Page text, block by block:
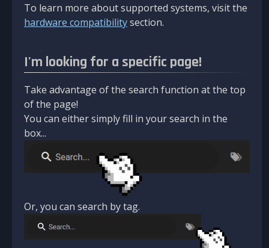
To learn more about supported systems, visit the
hardware compatibilitysection.
I'm looking for a specific page!
Take advantage of the search function at the top
of the page!
You can either simply fill in your search in the
box...
Or, you can search by tag.